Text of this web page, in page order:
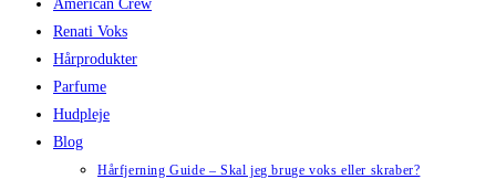
American Crew
Renati Voks
Hårprodukter
Parfume
Hudpleje
Blog
Hårfjerning Guide – Skal jeg bruge voks eller skraber?